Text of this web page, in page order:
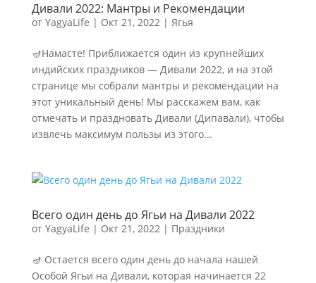
Дивали 2022: Мантры и Рекомендации
от YagyaLife | Окт 21, 2022| Ягья
🪔Намасте! Приближается один из крупнейших
индийских праздников — Дивали 2022, и на этой
странице мы собрали мантры и рекомендации на
этот уникальный день! Мы расскажем вам, как
отмечать и праздновать Дивали (Дипавали), чтобы
извлечь максимум пользы из этого...
Всего один день до Ягьи на Дивали 2022
от YagyaLife | Окт 21, 2022| Праздники
🪔 Остается всего один день до начала нашей
Особой Ягьи на Дивали, которая начинается 22